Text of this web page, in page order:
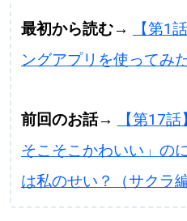
最初から読む→
【第1
ングアプリを使ってみ
前回のお話→
【第17
そこそこかわいい」の
は私のせい？（サクラ